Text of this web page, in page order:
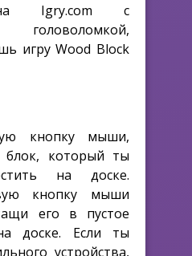
на Igry.com с
головоломкой,
игру Wood Block
кнопку мыши,
который ты
на доске.
кнопку мыши
его в пустое
доске. Если ты
устройства,